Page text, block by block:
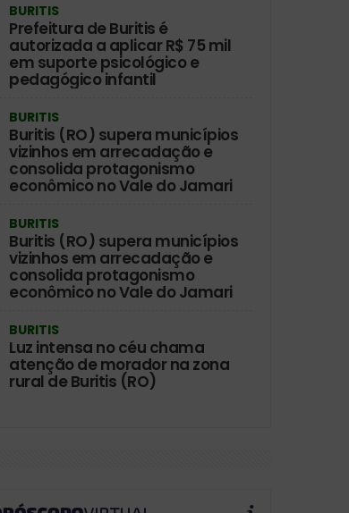
BURITIS
Prefeitura de Buritis é
autorizada a aplicar R$ 75 mil
em suporte psicológico e
pedagógico infantil
BURITIS
Buritis (RO) supera municípios
vizinhos em arrecadação e
consolida protagonismo
econômico no Vale do Jamari
BURITIS
Buritis (RO) supera municípios
vizinhos em arrecadação e
consolida protagonismo
econômico no Vale do Jamari
BURITIS
Luz intensa no céu chama
atenção de morador na zona
rural de Buritis (RO)